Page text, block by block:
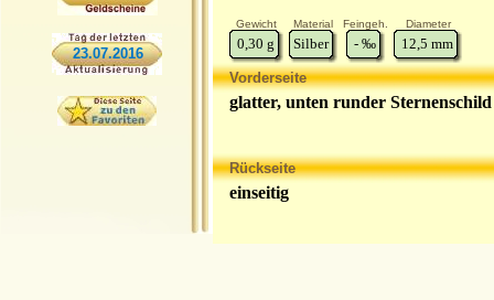
23.07.2016
Gewicht Material Feingeh. Diameter
0,30 g Silber - ‰ 12,5 mm
Vorderseite
glatter, unten runder
Rückseite
einseitig